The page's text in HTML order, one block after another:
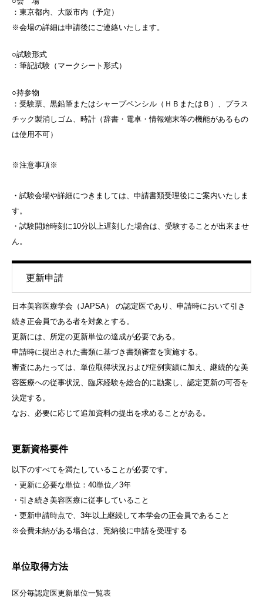
：東京都内、大阪市内（予定）
※会場の詳細は申請後にご連絡いたします。
○試験形式
：筆記試験（マークシート形式）
○持参物
：受験票、黒鉛筆またはシャープペンシル（ＨＢまたはＢ）、プラス
チック製消しゴム、時計（辞書・電卓・情報端末等の機能があるもの
は使用不可）
※注意事項※
・試験会場や詳細につきましては、申請書類受理後にご案内いたしま
す。
・試験開始時刻に10分以上遅刻した場合は、受験することが出来ませ
ん。
更新申請
日本美容医療学会（JAPSA） の認定医であり、申請時において引き
続き正会員である者を対象とする。
更新には、所定の更新単位の達成が必要である。
申請時に提出された書類に基づき書類審査を実施する。
審査にあたっては、単位取得状況および症例実績に加え、継続的な美
容医療への従事状況、臨床経験を総合的に勘案し、認定更新の可否を
決定する。
なお、必要に応じて追加資料の提出を求めることがある。
更新資格要件
以下のすべてを満たしていることが必要です。
・更新に必要な単位：40単位／3年
・引き続き美容医療に従事していること
・更新申請時点で、3年以上継続して本学会の正会員であること
※会費未納がある場合は、完納後に申請を受理する
単位取得方法
区分毎認定医更新単位一覧表